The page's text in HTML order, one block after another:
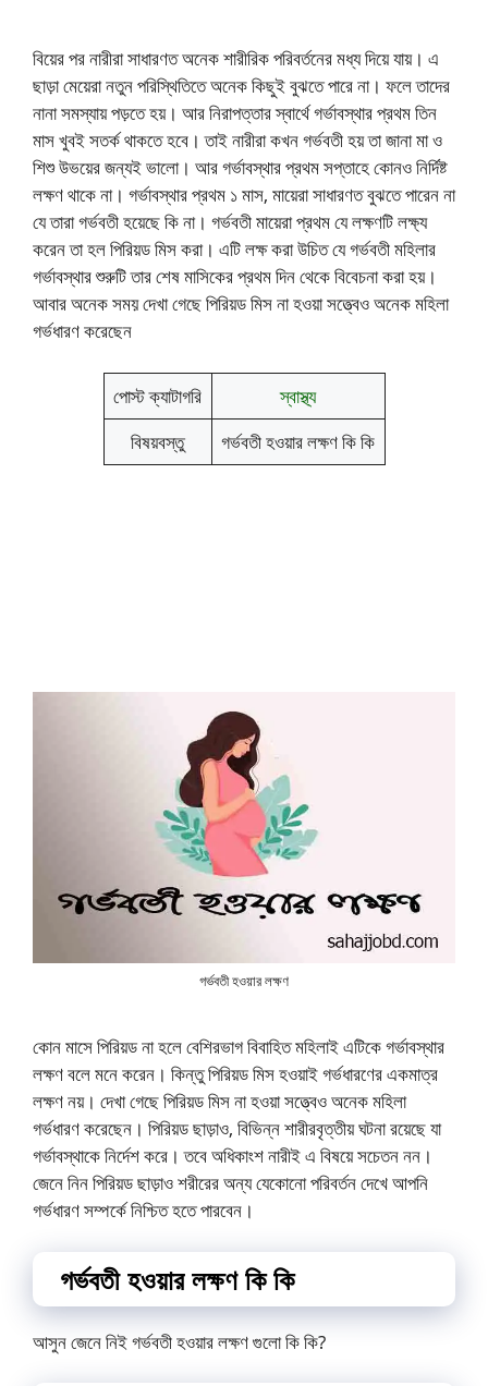
বিয়ের পর নারীরা সাধারণত অনেক শারীরিক পরিবর্তনের মধ্য দিয়ে যায়। এ
ছাড়া মেয়েরা নতুন পরিস্থিতিতে অনেক কিছুই বুঝতে পারে না। ফলে তাদের
নানা সমস্যায় পড়তে হয়। আর নিরাপত্তার স্বার্থে গর্ভাবস্থার প্রথম তিন
মাস খুবই সতর্ক থাকতে হবে। তাই নারীরা কখন গর্ভবতী হয় তা জানা মা ও
শিশু উভয়ের জন্যই ভালো। আর গর্ভাবস্থার প্রথম সপ্তাহে কোনও নির্দিষ্ট
লক্ষণ থাকে না। গর্ভাবস্থার প্রথম ১ মাস, মায়েরা সাধারণত বুঝতে পারেন না
যে তারা গর্ভবতী হয়েছে কি না। গর্ভবতী মায়েরা প্রথম যে লক্ষণটি লক্ষ্য
করেন তা হল পিরিয়ড মিস করা। এটি লক্ষ করা উচিত যে গর্ভবতী মহিলার
গর্ভাবস্থার শুরুটি তার শেষ মাসিকের প্রথম দিন থেকে বিবেচনা করা হয়।
আবার অনেক সময় দেখা গেছে পিরিয়ড মিস না হওয়া সত্ত্বেও অনেক মহিলা
গর্ভধারণ করেছেন
পোস্ট ক্যাটাগরি
স্বাস্থ্য
বিষয়বস্তু
গর্ভবতী হওয়ার লক্ষণ কি কি
গর্ভবতী হওয়ার লক্ষণ
কোন মাসে পিরিয়ড না হলে বেশিরভাগ বিবাহিত মহিলাই এটিকে গর্ভাবস্থার
লক্ষণ বলে মনে করেন। কিন্তু পিরিয়ড মিস হওয়াই গর্ভধারণের একমাত্র
লক্ষণ নয়। দেখা গেছে পিরিয়ড মিস না হওয়া সত্ত্বেও অনেক মহিলা
গর্ভধারণ করেছেন। পিরিয়ড ছাড়াও, বিভিন্ন শারীরবৃত্তীয় ঘটনা রয়েছে যা
গর্ভাবস্থাকে নির্দেশ করে। তবে অধিকাংশ নারীই এ বিষয়ে সচেতন নন।
জেনে নিন পিরিয়ড ছাড়াও শরীরের অন্য যেকোনো পরিবর্তন দেখে আপনি
গর্ভধারণ সম্পর্কে নিশ্চিত হতে পারবেন।
গর্ভবতী হওয়ার লক্ষণ কি কি
আসুন জেনে নিই গর্ভবতী হওয়ার লক্ষণ গুলো কি কি?